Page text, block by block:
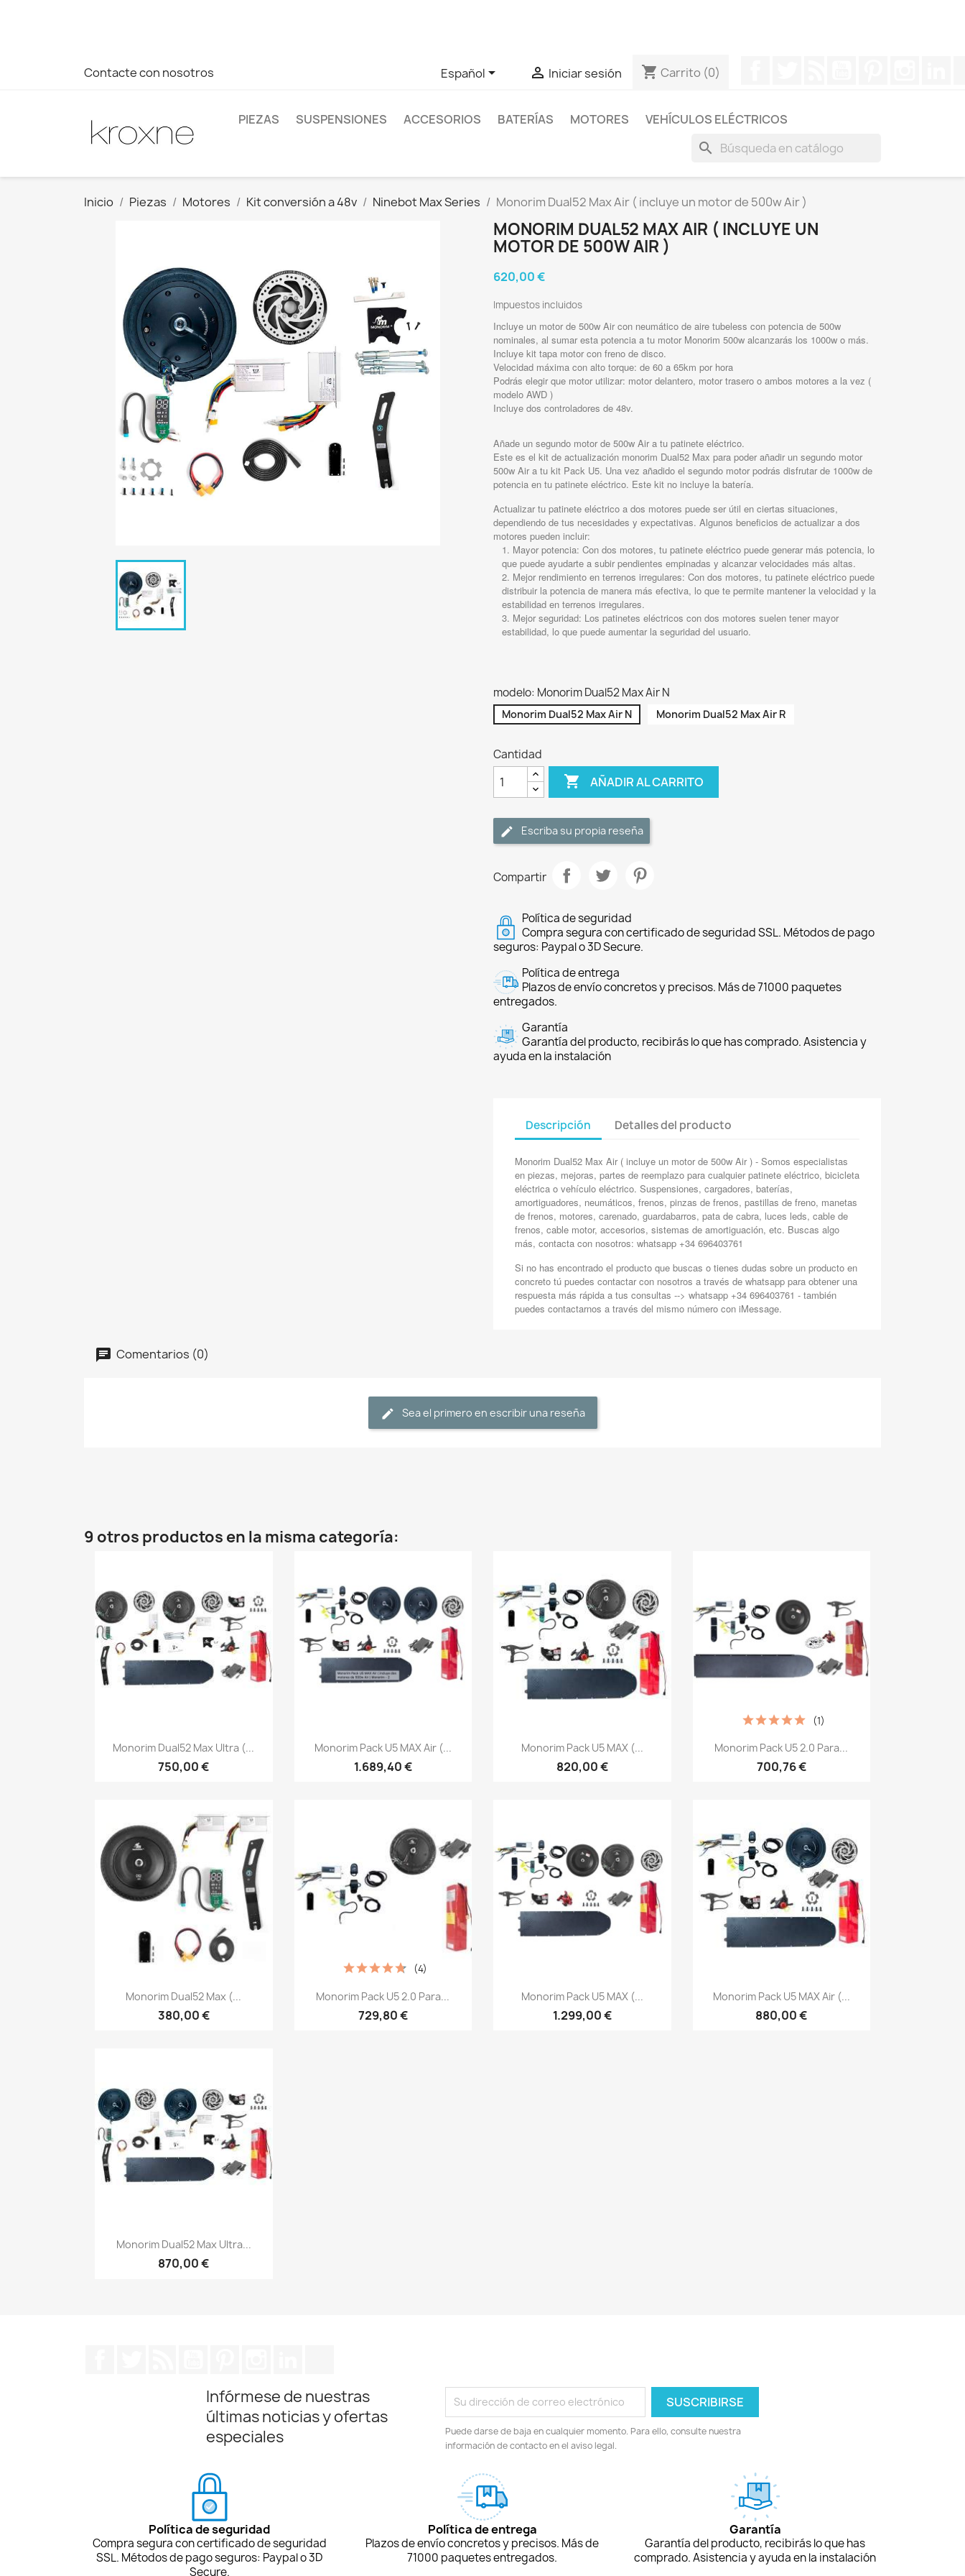
Contacte con nosotros Español  Iniciar sesión shopping_cart Carrito (0)
PIEZAS SUSPENSIONES ACCESORIOS BATERÍAS MOTORES VEHÍCULOS ELÉCTRICOS
search
Inicio Piezas Motores Kit conversión a 48v Ninebot Max Series Monorim Dual52 Max Air ( incluye un motor de 500w Air )
MONORIM DUAL52 MAX AIR ( INCLUYE UN
MOTOR DE 500W AIR )
620,00 €
Impuestos incluidos
Incluye un motor de 500w Air con neumático de aire tubeless con potencia de 500w
nominales, al sumar esta potencia a tu motor Monorim 500w alcanzarás los 1000w o más.
Incluye kit tapa motor con freno de disco.
Velocidad máxima con alto torque: de 60 a 65km por hora
Podrás elegir que motor utilizar: motor delantero, motor trasero o ambos motores a la vez (
modelo AWD )
Incluye dos controladores de 48v.
Añade un segundo motor de 500w Air a tu patinete eléctrico.
Este es el kit de actualización monorim Dual52 Max para poder añadir un segundo motor
500w Air a tu kit Pack U5. Una vez añadido el segundo motor podrás disfrutar de 1000w de
potencia en tu patinete eléctrico. Este kit no incluye la batería.
Actualizar tu patinete eléctrico a dos motores puede ser útil en ciertas situaciones,
dependiendo de tus necesidades y expectativas. Algunos beneficios de actualizar a dos
motores pueden incluir:
Mayor potencia: Con dos motores, tu patinete eléctrico puede generar más potencia, lo
que puede ayudarte a subir pendientes empinadas y alcanzar velocidades más altas.
Mejor rendimiento en terrenos irregulares: Con dos motores, tu patinete eléctrico puede
distribuir la potencia de manera más efectiva, lo que te permite mantener la velocidad y la
estabilidad en terrenos irregulares.
Mejor seguridad: Los patinetes eléctricos con dos motores suelen tener mayor
estabilidad, lo que puede aumentar la seguridad del usuario.
modelo: Monorim Dual52 Max Air N
Monorim Dual52 Max Air N Monorim Dual52 Max Air R
Cantidad
 AÑADIR AL CARRITO
Escriba su propia reseña
Compartir
Política de seguridad
Compra segura con certificado de seguridad SSL. Métodos de pago
seguros: Paypal o 3D Secure.
Política de entrega
Plazos de envío concretos y precisos. Más de 71000 paquetes
entregados.
Garantía
Garantía del producto, recibirás lo que has comprado. Asistencia y
ayuda en la instalación
Descripción Detalles del producto
Monorim Dual52 Max Air ( incluye un motor de 500w Air ) - Somos especialistas
en piezas, mejoras, partes de reemplazo para cualquier patinete eléctrico, bicicleta
eléctrica o vehículo eléctrico. Suspensiones, cargadores, baterías,
amortiguadores, neumáticos, frenos, pinzas de frenos, pastillas de freno, manetas
de frenos, motores, carenado, guardabarros, pata de cabra, luces leds, cable de
frenos, cable motor, accesorios, sistemas de amortiguación, etc. Buscas algo
más, contacta con nosotros: whatsapp +34 696403761
Si no has encontrado el producto que buscas o tienes dudas sobre un producto en
concreto tú puedes contactar con nosotros a través de whatsapp para obtener una
respuesta más rápida a tus consultas --> whatsapp +34 696403761 - también
puedes contactarnos a través del mismo número con iMessage.
Comentarios (0)
Sea el primero en escribir una reseña
9 otros productos en la misma categoría:
Vista rápida
Monorim Dual52 Max Ultra (...
750,00 €
Vista rápida
Monorim Pack U5 MAX Air (...
1.689,40 €
Vista rápida
Monorim Pack U5 MAX (...
820,00 €
Vista rápida
Monorim Pack U5 2.0 Para...
700,76 €
(1)
Vista rápida
Monorim Dual52 Max (...
380,00 €
Vista rápida
Monorim Pack U5 2.0 Para...
729,80 €
(4)
Vista rápida
Monorim Pack U5 MAX (...
1.299,00 €
Vista rápida
Monorim Pack U5 MAX Air (...
880,00 €
Vista rápida
Monorim Dual52 Max Ultra...
870,00 €
Infórmese de nuestras
últimas noticias y ofertas
especiales
Puede darse de baja en cualquier momento. Para ello, consulte nuestra
información de contacto en el aviso legal.
Política de seguridad
Compra segura con certificado de seguridad
SSL. Métodos de pago seguros: Paypal o 3D
Secure.
Política de entrega
Plazos de envío concretos y precisos. Más de
71000 paquetes entregados.
Garantía
Garantía del producto, recibirás lo que has
comprado. Asistencia y ayuda en la instalación